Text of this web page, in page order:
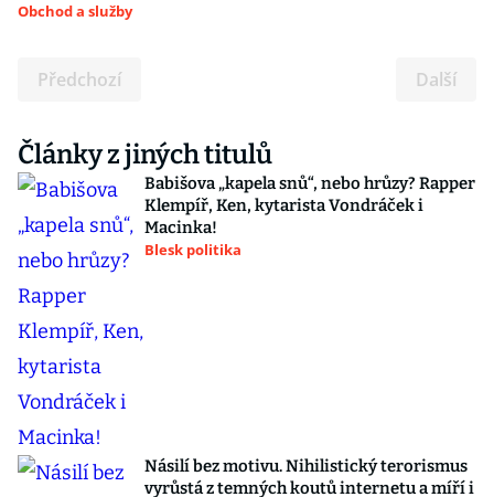
Obchod a služby
Předchozí Další
Články z jiných titulů
Babišova „kapela snů“, nebo hrůzy? Rapper
Klempíř, Ken, kytarista Vondráček i
Macinka!
Blesk politika
Násilí bez motivu. Nihilistický terorismus
vyrůstá z temných koutů internetu a míří i